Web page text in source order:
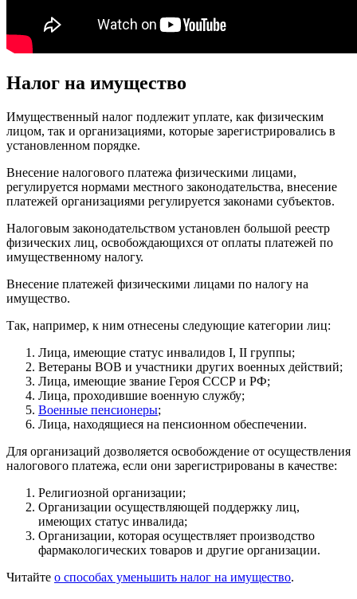
Налог на имущество
Имущественный налог подлежит уплате, как физическим
лицом, так и организациями, которые зарегистрировались в
установленном порядке.
Внесение налогового платежа физическими лицами,
регулируется нормами местного законодательства, внесение
платежей организациями регулируется законами субъектов.
Налоговым законодательством установлен большой реестр
физических лиц, освобождающихся от оплаты платежей по
имущественному налогу.
Внесение платежей физическими лицами по налогу на
имущество.
Так, например, к ним отнесены следующие категории лиц:
Лица, имеющие статус инвалидов I, II группы;
Ветераны ВОВ и участники других военных действий;
Лица, имеющие звание Героя СССР и РФ;
Лица, проходившие военную службу;
Военные пенсионеры;
Лица, находящиеся на пенсионном обеспечении.
Для организаций дозволяется освобождение от осуществления
налогового платежа, если они зарегистрированы в качестве:
Религиозной организации;
Организации осуществляющей поддержку лиц,
имеющих статус инвалида;
Организации, которая осуществляет производство
фармакологических товаров и другие организации.
Читайте о способах уменьшить налог на имущество.